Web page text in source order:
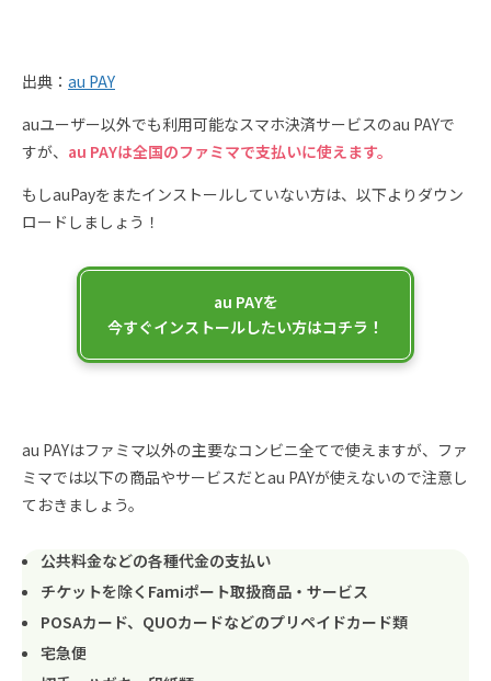
出典： au PAY
auユーザー以外でも利用可能なスマホ決済サービスのau PAYで
すが、 au PAYは全国のファミマで支払いに使えます。
もしauPayをまたインストールしていない方は、以下よりダウン
ロードしましょう！
au PAYを
今すぐインストールしたい方はコチラ！
au PAYはファミマ以外の主要なコンビニ全てで使えますが、ファ
ミマでは以下の商品やサービスだとau PAYが使えないので注意し
ておきましょう。
公共料金などの各種代金の支払い
チケットを除くFamiポート取扱商品・サービス
POSAカード、QUOカードなどのプリペイドカード類
宅急便